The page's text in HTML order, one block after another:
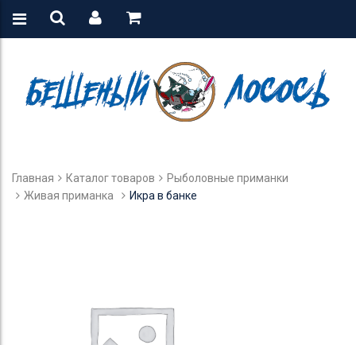
Главная Каталог товаров
Рыболовные приманки
Живая приманка
Икра в банке